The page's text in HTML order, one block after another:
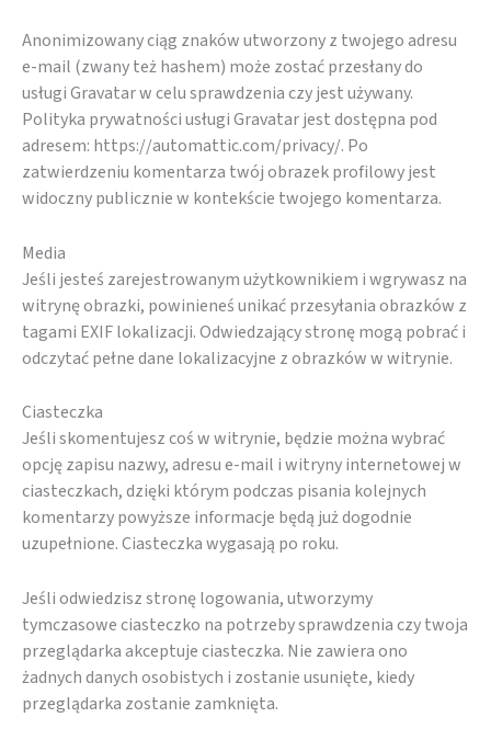
Anonimizowany ciąg znaków utworzony z twojego adresu
e-mail (zwany też hashem) może zostać przesłany do
usługi Gravatar w celu sprawdzenia czy jest używany.
Polityka prywatności usługi Gravatar jest dostępna pod
adresem: https://automattic.com/privacy/. Po
zatwierdzeniu komentarza twój obrazek profilowy jest
widoczny publicznie w kontekście twojego komentarza.
Media
Jeśli jesteś zarejestrowanym użytkownikiem i wgrywasz na
witrynę obrazki, powinieneś unikać przesyłania obrazków z
tagami EXIF lokalizacji. Odwiedzający stronę mogą pobrać i
odczytać pełne dane lokalizacyjne z obrazków w witrynie.
Ciasteczka
Jeśli skomentujesz coś w witrynie, będzie można wybrać
opcję zapisu nazwy, adresu e-mail i witryny internetowej w
ciasteczkach, dzięki którym podczas pisania kolejnych
komentarzy powyższe informacje będą już dogodnie
uzupełnione. Ciasteczka wygasają po roku.
Jeśli odwiedzisz stronę logowania, utworzymy
tymczasowe ciasteczko na potrzeby sprawdzenia czy twoja
przeglądarka akceptuje ciasteczka. Nie zawiera ono
żadnych danych osobistych i zostanie usunięte, kiedy
przeglądarka zostanie zamknięta.
Konieczne
Te pliki cookie
nie są
opcjonalne. Są
one potrzebne
do
funkcjonowania
internetowej.
Statystyka
Abyśmy mogli
funkcjonalność
i strukturę
strony
internetowej,
na podstawie
tego, jak
strona jest
Doświadczenie
Aby nasza
strona